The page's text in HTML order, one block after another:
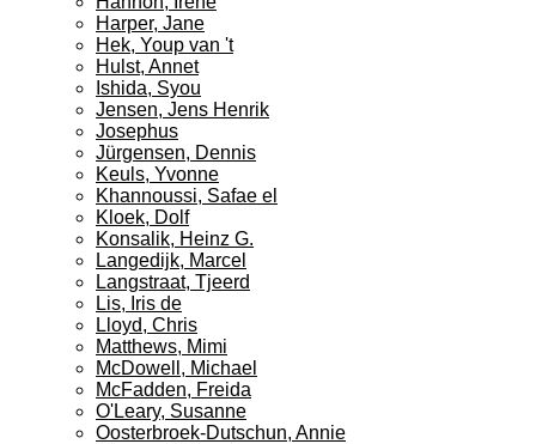
Harper, Jane
Hek, Youp van 't
Hulst, Annet
Ishida, Syou
Jensen, Jens Henrik
Josephus
Jürgensen, Dennis
Keuls, Yvonne
Khannoussi, Safae el
Kloek, Dolf
Konsalik, Heinz G.
Langedijk, Marcel
Langstraat, Tjeerd
Lis, Iris de
Lloyd, Chris
Matthews, Mimi
McDowell, Michael
McFadden, Freida
O'Leary, Susanne
Oosterbroek-Dutschun, Annie